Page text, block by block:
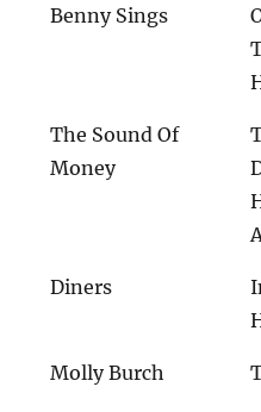
Benny Sings
The Sound Of
Money
Diners
Molly Burch